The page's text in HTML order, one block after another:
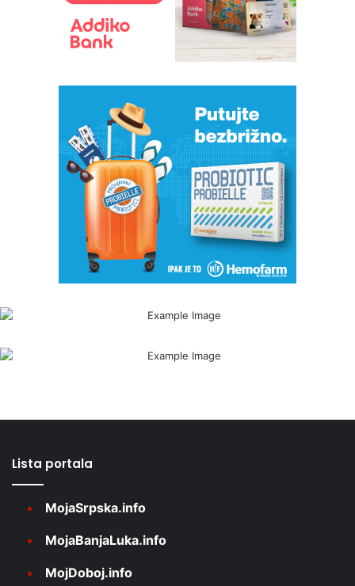
Lista portala
MojaSrpska.info
MojaBanjaLuka.info
MojDoboj.info